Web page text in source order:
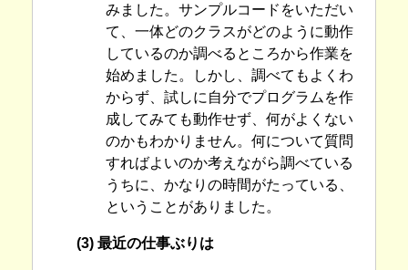
みました。サンプルコードをいただい
て、一体どのクラスがどのように動作
しているのか調べるところから作業を
始めました。しかし、調べてもよくわ
からず、試しに自分でプログラムを作
成してみても動作せず、何がよくない
のかもわかりません。何について質問
すればよいのか考えながら調べている
うちに、かなりの時間がたっている、
ということがありました。
(3) 最近の仕事ぶりは